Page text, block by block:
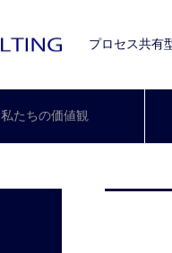
プロセス共有
私たちの価値観